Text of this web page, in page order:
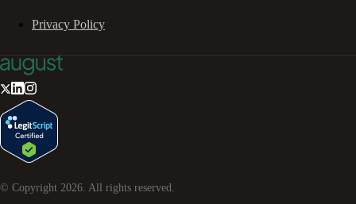
Privacy Policy
© Copyright 2026. All rights reserved.